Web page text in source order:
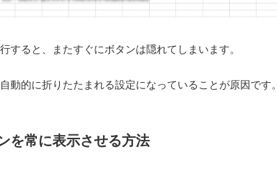
すると、またすぐにボタンは隠れてしまいます。
動的に折りたたまれる設定になっていることが原因です。
を常に表示させる方法